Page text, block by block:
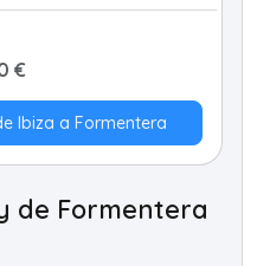
€
Ibiza a Formentera
de Formentera